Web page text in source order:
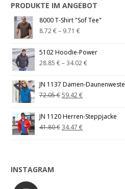
PRODUKTE IM ANGEBOT
8000 T-Shirt "Sof Tee"
8.72€– 9.71€
5102 Hoodie-Power
28.85€–34.02€
JN 1137 Damen-Daunenweste
72.05€59.42€
JN 1120 Herren-Steppjacke
41.80€34.47€
INSTAGRAM